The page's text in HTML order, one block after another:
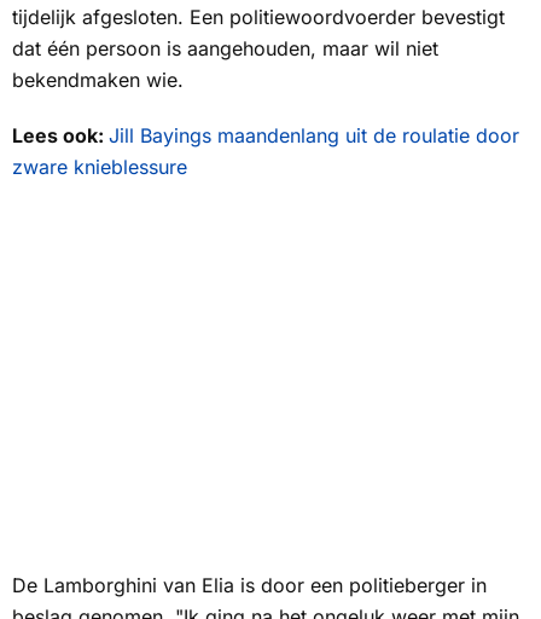
tijdelijk afgesloten. Een politiewoordvoerder bevestigt
dat één persoon is aangehouden, maar wil niet
bekendmaken wie.
Lees ook: Jill Bayings maandenlang uit de roulatie door
zware knieblessure
De Lamborghini van Elia is door een politieberger in